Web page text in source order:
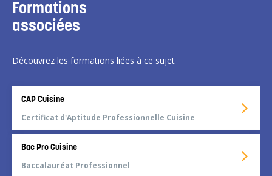
Formations
associées
Découvrez les formations liées à ce sujet
CAP Cuisine
Certificat d'Aptitude Professionnelle Cuisine
Bac Pro Cuisine
Baccalauréat Professionnel